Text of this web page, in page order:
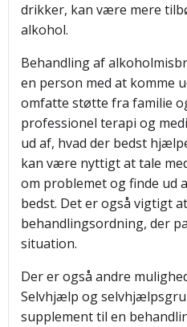
drikker, kan være mere
alkohol.
Behandling af
en person med at komme
omfatte støtte fra familie
professionel terapi og
ud af, hvad der bedst
kan være nyttigt at tale
om problemet og finde ud
bedst. Det er også vigtigt
behandlingsordning, der
situation.
Der er også andre
Selvhjælp og
supplement til en